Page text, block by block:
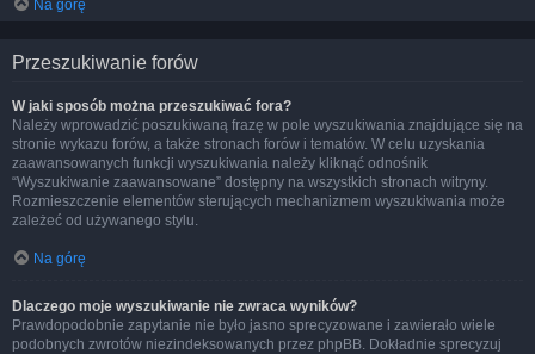
Na górę
Przeszukiwanie forów
W jaki sposób można przeszukiwać fora?
Należy wprowadzić poszukiwaną frazę w pole wyszukiwania znajdujące się na
stronie wykazu forów, a także stronach forów i tematów. W celu uzyskania
zaawansowanych funkcji wyszukiwania należy kliknąć odnośnik
“Wyszukiwanie zaawansowane” dostępny na wszystkich stronach witryny.
Rozmieszczenie elementów sterujących mechanizmem wyszukiwania może
zależeć od używanego stylu.
Na górę
Dlaczego moje wyszukiwanie nie zwraca wyników?
Prawdopodobnie zapytanie nie było jasno sprecyzowane i zawierało wiele
podobnych zwrotów niezindeksowanych przez phpBB. Dokładnie sprecyzuj